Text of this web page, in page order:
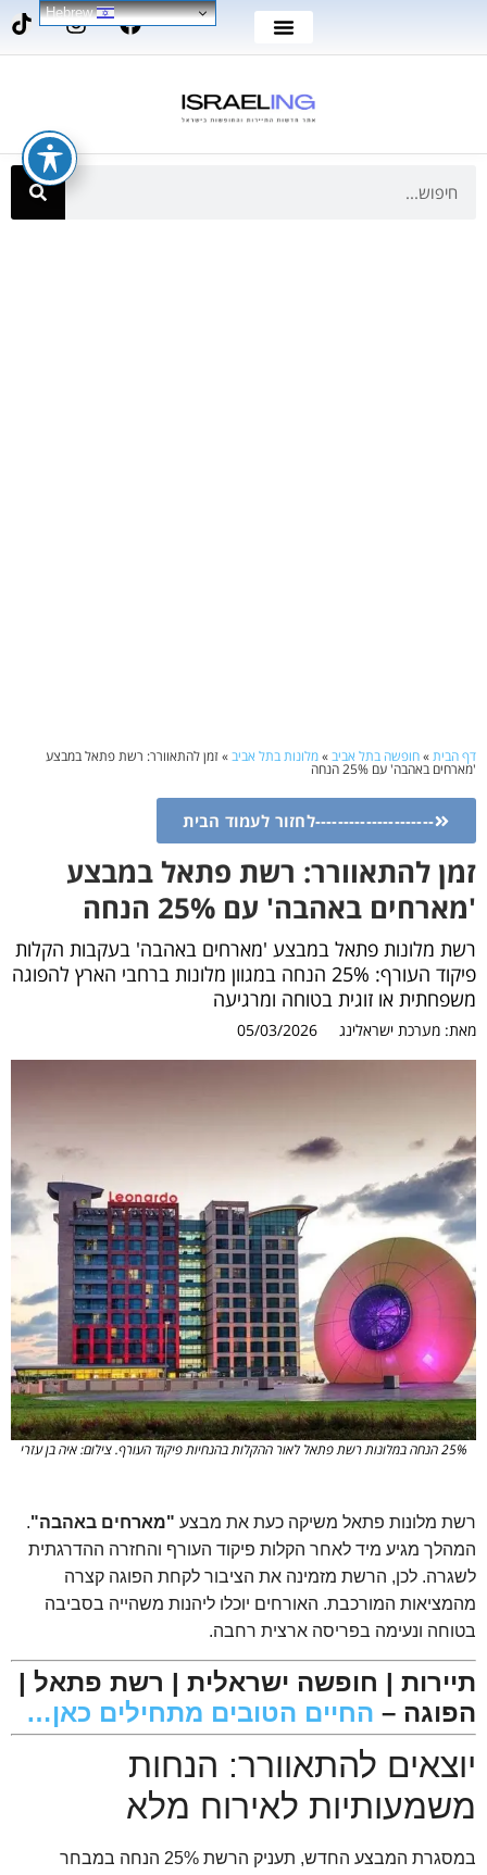
דף הבית»חופשה בתל אביב»מלונות בתל אביב»זמן להתאוורר: רשת פתאל במבצע
'מארחים באהבה' עם 25% הנחה
---------------------לחזור לעמוד הבית
זמן להתאוורר: רשת פתאל במבצע
'מארחים באהבה' עם 25% הנחה
רשת מלונות פתאל במבצע 'מארחים באהבה' בעקבות הקלות
פיקוד העורף: 25% הנחה במגוון מלונות ברחבי הארץ להפוגה
משפחתית או זוגית בטוחה ומרגיעה
מאת: מערכת ישראלינג 05/03/2026
25% הנחה במלונות רשת פתאל לאור ההקלות בהנחיות פיקוד העורף. צילום: איה בן עזרי
רשת מלונות פתאל משיקה כעת את מבצע "מארחים באהבה".
המהלך מגיע מיד לאחר הקלות פיקוד העורף והחזרה ההדרגתית
לשגרה. לכן, הרשת מזמינה את הציבור לקחת הפוגה קצרה
מהמציאות המורכבת. האורחים יוכלו ליהנות משהייה בסביבה
בטוחה ונעימה בפריסה ארצית רחבה.
תיירות | חופשה ישראלית | רשת פתאל |
הפוגה – החיים הטובים מתחילים כאן…
יוצאים להתאוורר: הנחות
משמעותיות לאירוח מלא
במסגרת המבצע החדש, תעניק הרשת 25% הנחה במבחר
Hebrew